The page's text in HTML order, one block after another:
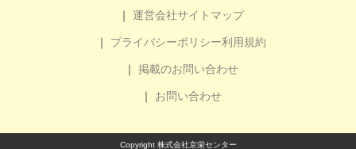
運営会社サイトマップ
プライバシーポリシー利用規約
掲載のお問い合わせ
お問い合わせ
Copyright 株式会社京栄センター